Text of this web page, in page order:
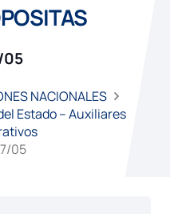
NACIONALES
Estado – Auxiliares
05